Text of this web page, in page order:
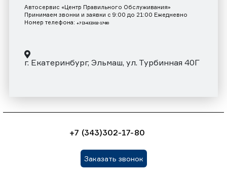
Автосервис «Центр Правильного Обслуживания»
Принимаем звонки и заявки с 9:00 до 21:00 Ежедневно
Номер телефона: +7 (343)302-17-80
г. Екатеринбург, Эльмаш, ул. Турбинная 40Г
+7 (343)302-17-80
Заказать звонок